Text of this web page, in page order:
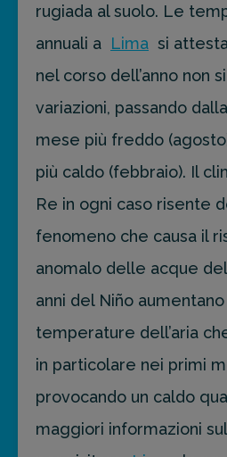
rugiada al suolo. Le
annuali a Lima si
nel corso dell’anno non
variazioni, passando
mese più freddo
più caldo (febbraio). Il
Re in ogni caso risente
fenomeno che causa il
anomalo delle acque
anni del Niño
temperature dell’aria
in particolare nei primi
provocando un caldo
maggiori informazioni